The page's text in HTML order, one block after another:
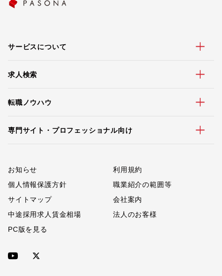
サービスについて
求人検索
転職ノウハウ
専門サイト・プロフェッショナル向け
お知らせ
利用規約
個人情報保護方針
職業紹介の範囲等
サイトマップ
会社案内
中途採用求人賃金相場
法人のお客様
PC版を見る